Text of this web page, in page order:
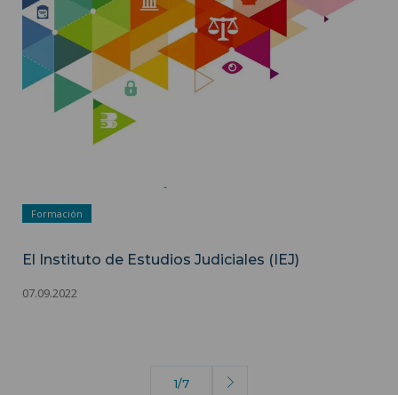
Formación
El Instituto de Estudios Judiciales (IEJ)
07.09.2022
1/7 Siguiente